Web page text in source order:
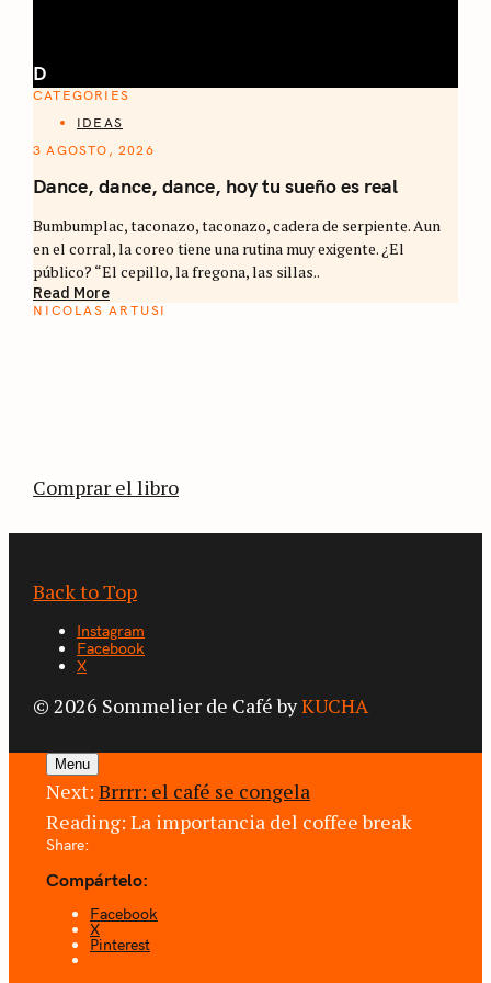
D
CATEGORIES
IDEAS
3 AGOSTO, 2026
Dance, dance, dance, hoy tu sueño es real
Bumbumplac, taconazo, taconazo, cadera de serpiente. Aun
en el corral, la coreo tiene una rutina muy exigente. ¿El
público? “El cepillo, la fregona, las sillas..
Read More
NICOLAS ARTUSI
Comprar el libro
Back to Top
Instagram
Facebook
X
© 2026 Sommelier de Café byKUCHA
Menu
Next: Brrrr: el café se congela
Reading: La importancia del coffee break
Share:
Compártelo:
Facebook
X
Pinterest